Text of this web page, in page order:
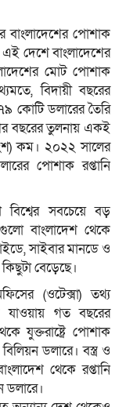
বাংলাদেশের পোশাক
এই দেশে বাংলাদেশের
মোট পোশাক
বিদায়ী বছরের
কোটি ডলারের তৈরি
বছরের তুলনায় একই
কম। ২০২২ সালের
পোশাক রপ্তানি
বিশ্বের সবচেয়ে বড়
বাংলাদেশ থেকে
সাইবার মানডে ও
বেড়েছে।
(ওটেক্সা) তথ্য
যাওয়ায় গত বছরের
যুক্তরাষ্ট্রে পোশাক
ডলারে। বস্ত্র ও
থেকে রপ্তানি